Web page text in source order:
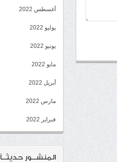
أغسطس 2022
يوليو 2022
يونيو 2022
مايو 2022
أبريل 2022
مارس 2022
فبراير 2022
المنشــور حديثــاً